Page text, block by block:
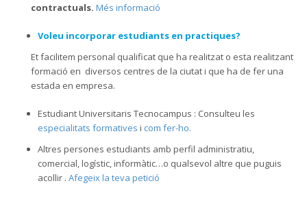
contractuals. Més informació
Voleu incorporar estudiants en practiques?
Et facilitem personal qualificat que ha realitzat o esta realitzant
formació en diversos centres de la ciutat i que ha de fer una
estada en empresa.
Estudiant Universitaris Tecnocampus : Consulteu les
especialitats formatives i com fer-ho.
Altres persones estudiants amb perfil administratiu,
comercial, logístic, informàtic…o qualsevol altre que puguis
acollir . Afegeix la teva petició